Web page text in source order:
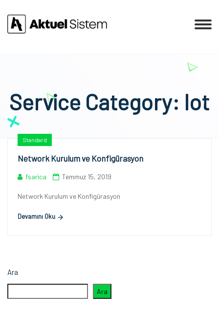
Service Category: Iot
Standard
Network Kurulum ve Konfigürasyon
fsarica Temmuz 15, 2019
Network Kurulum ve Konfigürasyon
Devamını Oku
Ara
Ara